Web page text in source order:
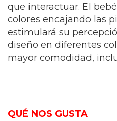
que interactuar. El
colores encajando las
estimulará su
diseño en diferentes
mayor comodidad,
QUÉ NOS GUSTA